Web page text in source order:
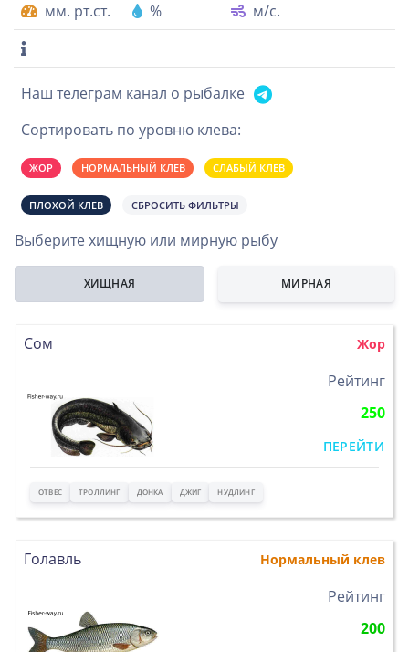
мм. рт.ст.
%
м/с.
Наш телеграм канал о рыбалке
Сортировать по уровню клева:
ЖОР НОРМАЛЬНЫЙ КЛЕВ СЛАБЫЙ КЛЕВ
ПЛОХОЙ КЛЕВ СБРОСИТЬ ФИЛЬТРЫ
Выберите хищную или мирную рыбу
ХИЩНАЯ МИРНАЯ
Сом Жор
Рейтинг
250
ПЕРЕЙТИ
ОТВЕС ТРОЛЛИНГ ДОНКА ДЖИГ НУДЛИНГ
Голавль Нормальный клев
Рейтинг
200